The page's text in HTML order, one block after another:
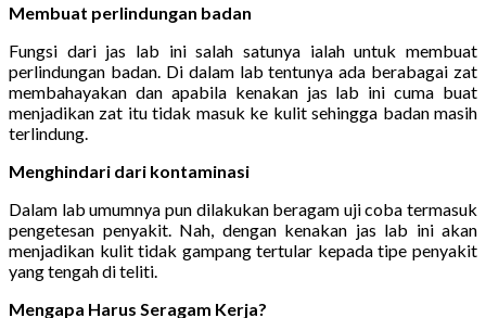
Membuat perlindungan badan
Fungsi dari jas lab ini salah satunya ialah untuk membuat
perlindungan badan. Di dalam lab tentunya ada berabagai zat
membahayakan dan apabila kenakan jas lab ini cuma buat
menjadikan zat itu tidak masuk ke kulit sehingga badan masih
terlindung.
Menghindari dari kontaminasi
Dalam lab umumnya pun dilakukan beragam uji coba termasuk
pengetesan penyakit. Nah, dengan kenakan jas lab ini akan
menjadikan kulit tidak gampang tertular kepada tipe penyakit
yang tengah di teliti.
Mengapa Harus Seragam Kerja?